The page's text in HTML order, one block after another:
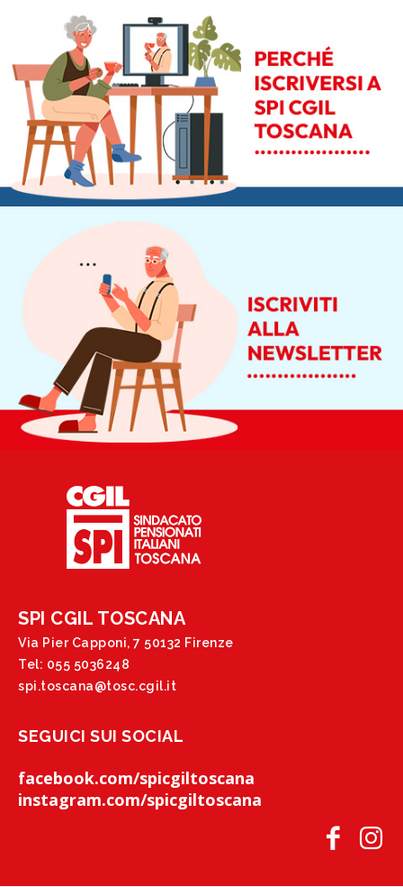
SPI CGIL TOSCANA
Via Pier Capponi, 7 50132 Firenze
Tel: 055 5036248
spi.toscana@tosc.cgil.it
SEGUICI SUI SOCIAL
facebook.com/spicgiltoscana
instagram.com/spicgiltoscana